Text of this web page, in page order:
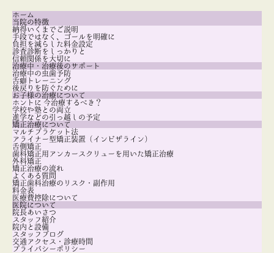
ホーム
当院の特徴
納得いくまでご説明
手段ではなく、ゴールを明確に
負担を減らした料金設定
診査診断をしっかりと
信頼関係を大切に
治療中・治療後のサポート
治療中の虫歯予防
舌癖トレーニング
後戻りを防ぐために
お子様の治療について
ホントに 今治療するべき？
学校や塾との両立
進学などの引っ越しの予定
矯正治療について
マルチブラケット法
アライナー型矯正装置（インビザライン）
舌側矯正
歯科矯正用アンカースクリューを用いた矯正治療
外科矯正
矯正治療の流れ
よくある質問
矯正歯科治療のリスク・副作用
料金表
医療費控除について
医院について
院長あいさつ
スタッフ紹介
院内と設備
スタッフブログ
交通アクセス・診療時間
プライバシーポリシー